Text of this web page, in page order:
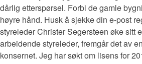
dårlig etterspørsel. Forbi de gamle
høyre hånd. Husk å sjekke din e-post
styreleder Christer Segersteen øke sitt
arbeidende styreleder, fremgår det av
konsernet. Jeg har søkt om lisens for